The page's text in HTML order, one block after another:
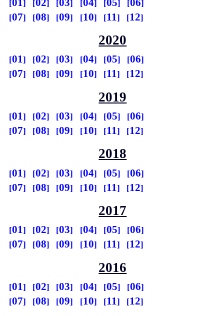
07
08 09 10 11 12
2020
01 02 03 04 05
06
07
08 09 10 11 12
2019
01 02 03 04 05
06
07
08 09 10 11 12
2018
01 02 03 04 05
06
07
08 09 10 11 12
2017
01 02 03 04 05
06
07
08 09 10 11 12
2016
01 02 03 04 05
06
07
08 09 10 11 12